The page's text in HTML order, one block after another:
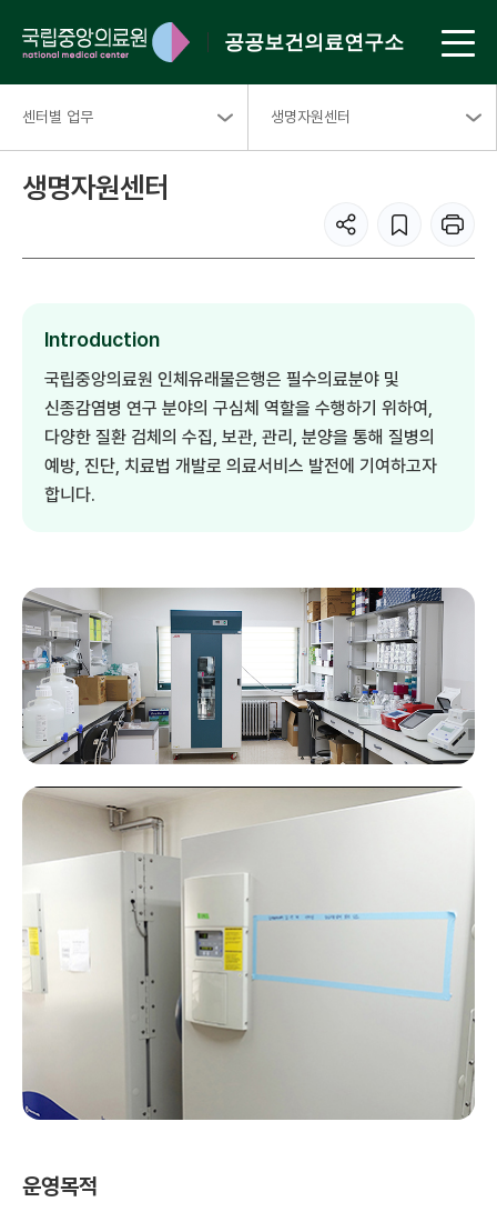
공공보건의료연구소
센터별 업무 생명자원센터
생명자원센터
Introduction
국립중앙의료원 인체유래물은행은 필수의료분야 및
신종감염병 연구 분야의 구심체 역할을 수행하기 위하여,
다양한 질환 검체의 수집, 보관, 관리, 분양을 통해 질병의
예방, 진단, 치료법 개발로 의료서비스 발전에 기여하고자
합니다.
운영목적